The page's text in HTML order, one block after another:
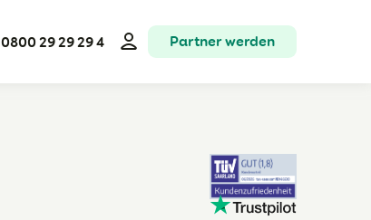
0800 29 29 29 4 Partner werden